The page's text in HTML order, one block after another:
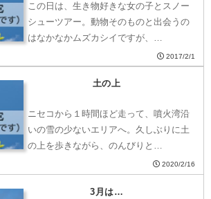
この日は、生き物好きな女の子とスノー
シューツアー。動物そのものと出会うの
はなかなかムズカシイですが、…
2017/2/1
土の上
ニセコから１時間ほど走って、噴火湾沿
いの雪の少ないエリアへ。久しぶりに土
の上を歩きながら、のんびりと…
2020/2/16
3月は…